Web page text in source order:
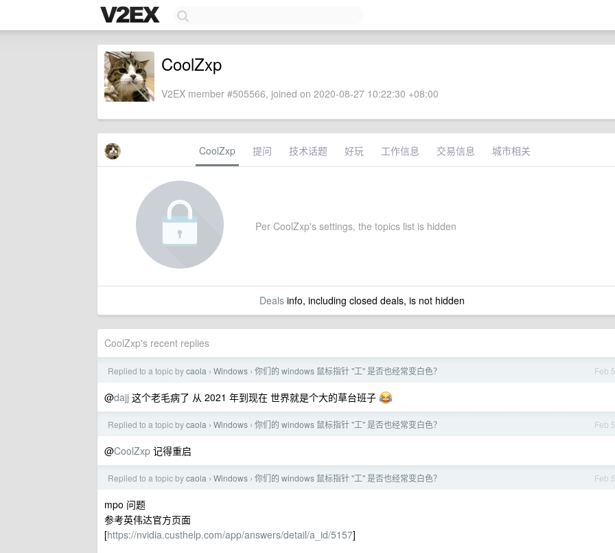
CoolZxp
V2EX member #505566, joined on 2020-08-27 10:22:30 +08:00
CoolZxp 提问 技术话题 好玩 工作信息 交易信息 城市相关
Per CoolZxp's settings, the topics list is hidden
Dealsinfo, including closed deals, is not hidden
CoolZxp's recent replies
Feb 5
Replied to a topic bycaola › Windows › 你们的 windows 鼠标指针 "工" 是否也经常变白色？
@dajj 这个老毛病了 从 2021 年到现在 世界就是个大的草台班子
Feb 5
Replied to a topic bycaola › Windows › 你们的 windows 鼠标指针 "工" 是否也经常变白色？
@CoolZxp 记得重启
Feb 5
Replied to a topic bycaola › Windows › 你们的 windows 鼠标指针 "工" 是否也经常变白色？
mpo 问题
参考英伟达官方页面
[https://nvidia.custhelp.com/app/answers/detail/a_id/5157]